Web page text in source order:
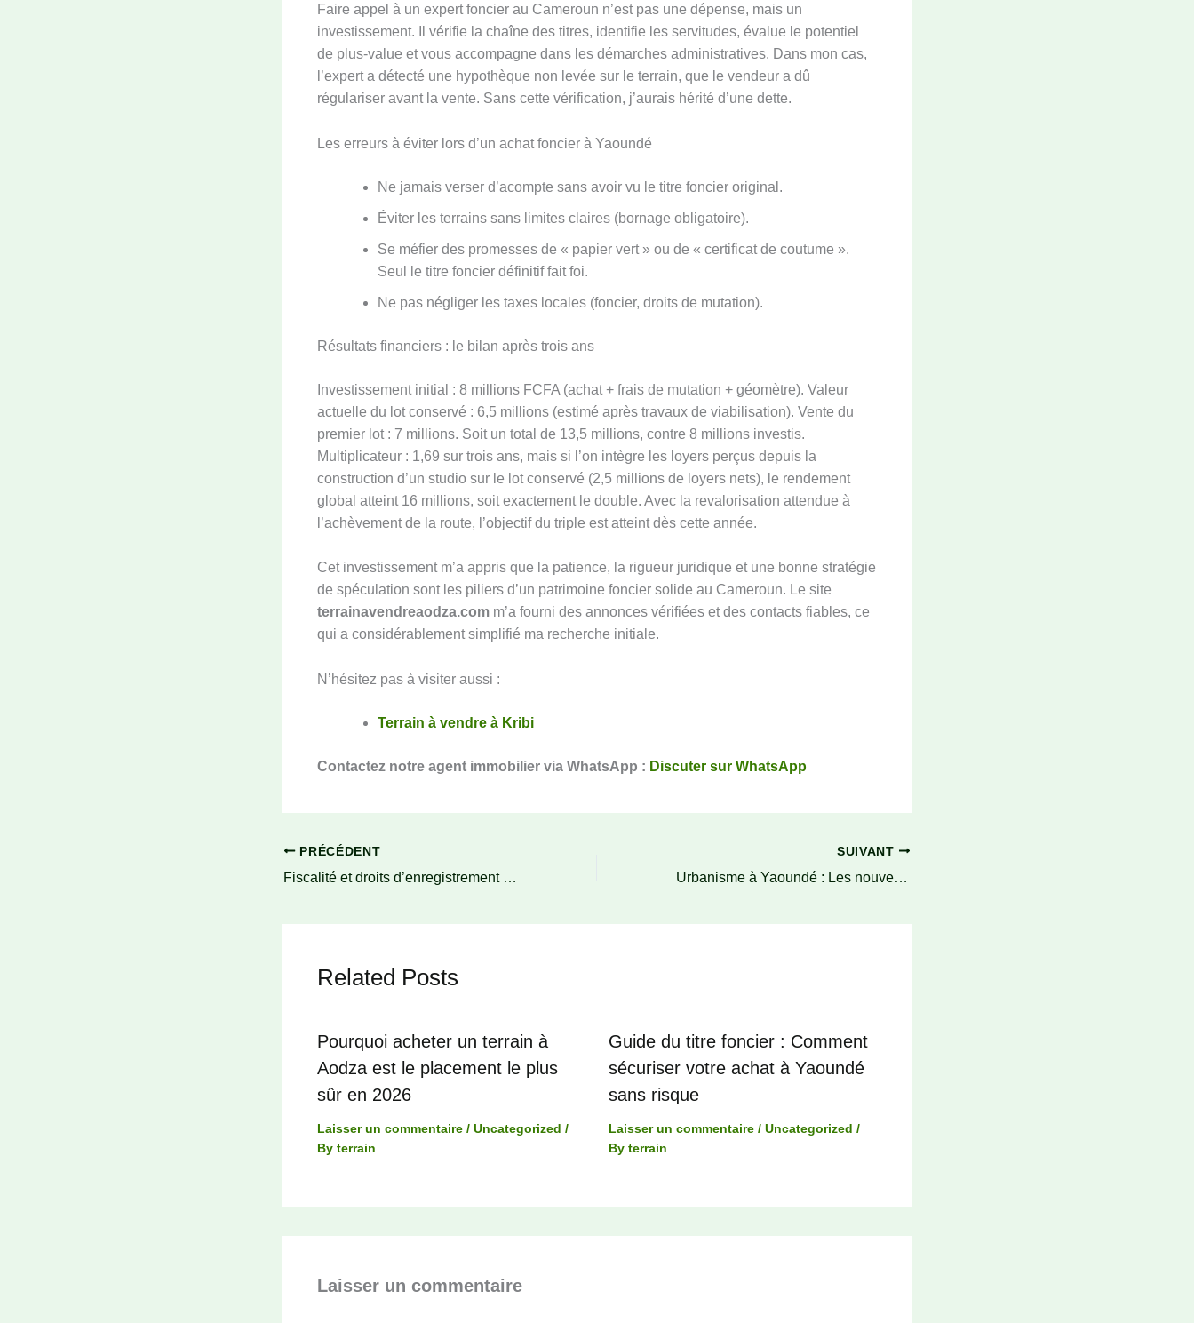
Faire appel à un expert foncier au Cameroun n’est pas une dépense, mais un
investissement. Il vérifie la chaîne des titres, identifie les servitudes, évalue le potentiel
de plus-value et vous accompagne dans les démarches administratives. Dans mon cas,
l’expert a détecté une hypothèque non levée sur le terrain, que le vendeur a dû
régulariser avant la vente. Sans cette vérification, j’aurais hérité d’une dette.
Les erreurs à éviter lors d’un achat foncier à Yaoundé
Ne jamais verser d’acompte sans avoir vu le titre foncier original.
Éviter les terrains sans limites claires (bornage obligatoire).
Se méfier des promesses de « papier vert » ou de « certificat de coutume ».
Seul le titre foncier définitif fait foi.
Ne pas négliger les taxes locales (foncier, droits de mutation).
Résultats financiers : le bilan après trois ans
Investissement initial : 8 millions FCFA (achat + frais de mutation + géomètre). Valeur
actuelle du lot conservé : 6,5 millions (estimé après travaux de viabilisation). Vente du
premier lot : 7 millions. Soit un total de 13,5 millions, contre 8 millions investis.
Multiplicateur : 1,69 sur trois ans, mais si l’on intègre les loyers perçus depuis la
construction d’un studio sur le lot conservé (2,5 millions de loyers nets), le rendement
global atteint 16 millions, soit exactement le double. Avec la revalorisation attendue à
l’achèvement de la route, l’objectif du triple est atteint dès cette année.
Cet investissement m’a appris que la patience, la rigueur juridique et une bonne stratégie
de spéculation sont les piliers d’un patrimoine foncier solide au Cameroun. Le site
terrainavendreaodza.com m’a fourni des annonces vérifiées et des contacts fiables, ce
qui a considérablement simplifié ma recherche initiale.
N’hésitez pas à visiter aussi :
Terrain à vendre à Kribi
Contactez notre agent immobilier via WhatsApp : Discuter sur WhatsApp
PRÉCÉDENT
Fiscalité et droits d’enregistrement : Ce que coûte réellement un terrain à Aodza : Expertise Foncier n°4
SUIVANT
Urbanisme à Yaoundé : Les nouveaux plans de développement à surveiller à Aodza : Expertise Foncier n°4
Related Posts
Pourquoi acheter un terrain à
Aodza est le placement le plus
sûr en 2026
Laisser un commentaire / Uncategorized /
By terrain
Guide du titre foncier : Comment
sécuriser votre achat à Yaoundé
sans risque
Laisser un commentaire / Uncategorized /
By terrain
Laisser un commentaire